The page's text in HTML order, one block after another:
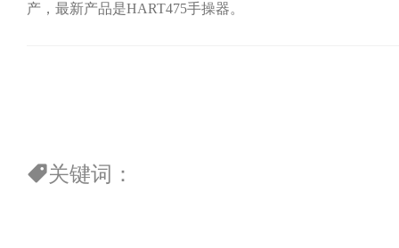
产，最新产品是HART475手操器。
关键词：